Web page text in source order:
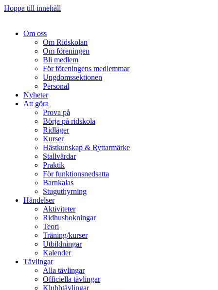
Hoppa till innehåll
Om oss
Om Ridskolan
Om föreningen
Bli medlem
För föreningens medlemmar
Ungdomssektionen
Personal
Nyheter
Att göra
Prova på
Börja på ridskola
Ridläger
Kurser
Hästkunskap & Ryttarmärke
Stallvärdar
Praktik
För funktionsnedsatta
Barnkalas
Stuguthyrning
Händelser
Aktiviteter
Ridhusbokningar
Teori
Träning/kurser
Utbildningar
Kalender
Tävlingar
Alla tävlingar
Officiella tävlingar
Klubbtävlingar